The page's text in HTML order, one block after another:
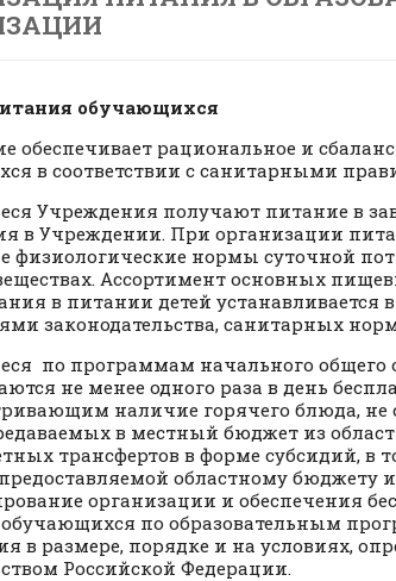
обучающихся
обеспечивает рациональное и
в соответствии с санитарными
Учреждения получают питание в
в Учреждении. При организации
физиологические нормы суточной
Ассортимент основных
в питании детей устанавливается в
законодательства, санитарных
по программам начального общего
не менее одного раза в день
наличие горячего блюда, не
в местный бюджет из
трансфертов в форме субсидий, в
областному бюджету
организации и обеспечения
по образовательным
в размере, порядке и на условиях,
Российской Федерации.